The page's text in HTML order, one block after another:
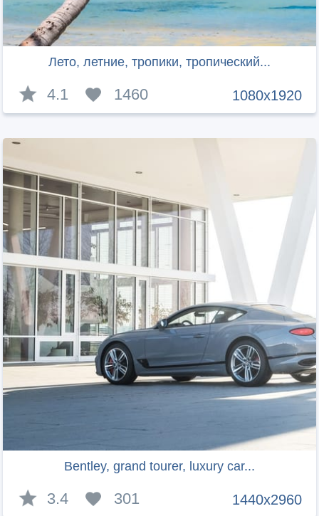
Лето, летние, тропики, тропический...
1080x1920
4.1 1460
Bentley, grand tourer, luxury car...
1440x2960
3.4 301